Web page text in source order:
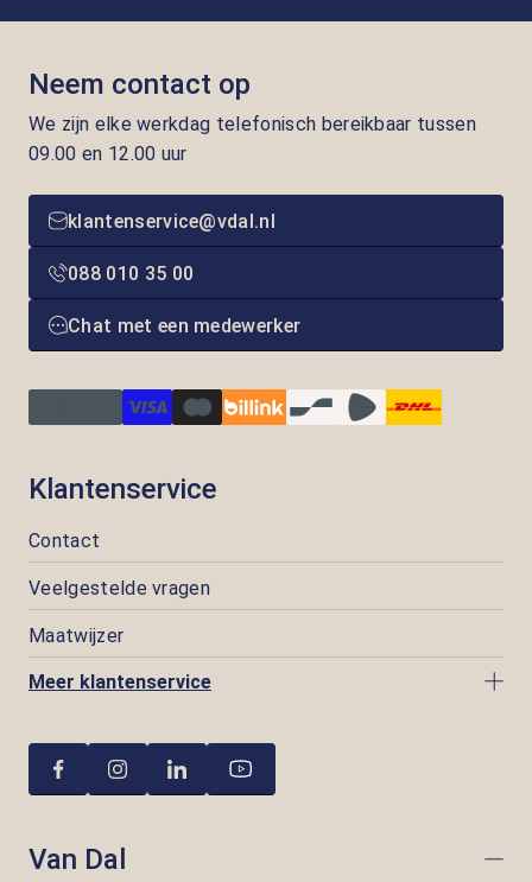
Neem contact op
We zijn elke werkdag telefonisch bereikbaar tussen
09.00 en 12.00 uur
klantenservice@vdal.nl
088 010 35 00
Chat met een medewerker
Klantenservice
Contact
Veelgestelde vragen
Maatwijzer
Meer klantenservice
Van Dal